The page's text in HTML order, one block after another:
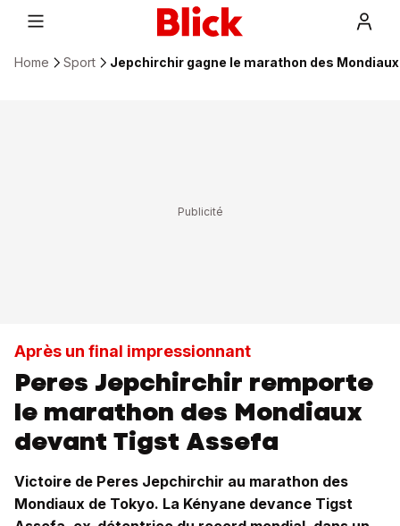
Home Sport Jepchirchir gagne le marathon des Mondiaux
Après un final impressionnant
Peres Jepchirchir remporte
le marathon des Mondiaux
devant Tigst Assefa
Victoire de Peres Jepchirchir au marathon des
Mondiaux de Tokyo. La Kényane devance Tigst